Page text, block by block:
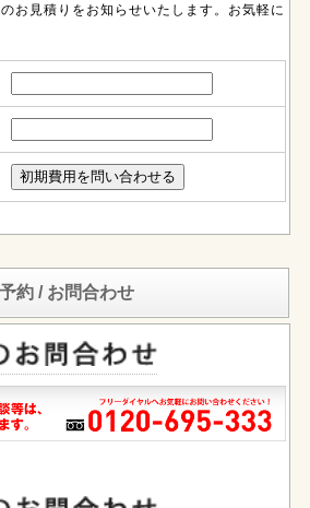
お見積りをお知らせいたします。お気軽に
約 / お問合わせ